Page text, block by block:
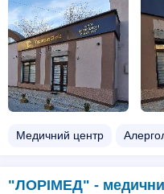
Медичний центр
"ЛОРІМЕД" -